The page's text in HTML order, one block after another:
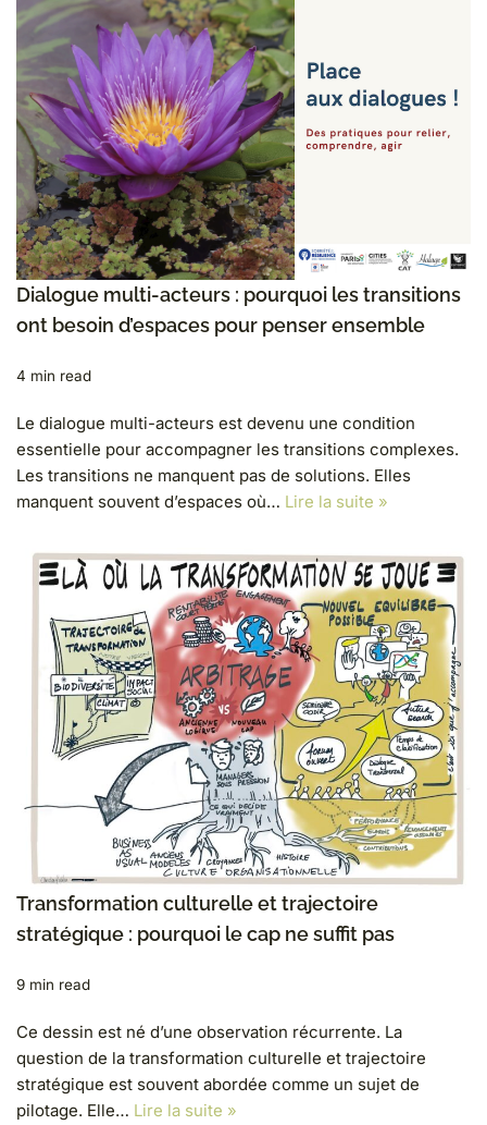
Dialogue multi-acteurs : pourquoi les transitions
ont besoin d’espaces pour penser ensemble
4 min read
Le dialogue multi-acteurs est devenu une condition
essentielle pour accompagner les transitions complexes.
Les transitions ne manquent pas de solutions. Elles
manquent souvent d’espaces où… Lire la suite »
Transformation culturelle et trajectoire
stratégique : pourquoi le cap ne suffit pas
9 min read
Ce dessin est né d’une observation récurrente. La
question de la transformation culturelle et trajectoire
stratégique est souvent abordée comme un sujet de
pilotage. Elle… Lire la suite »